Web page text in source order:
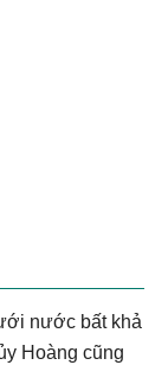
nước bất khả
Hoàng cũng